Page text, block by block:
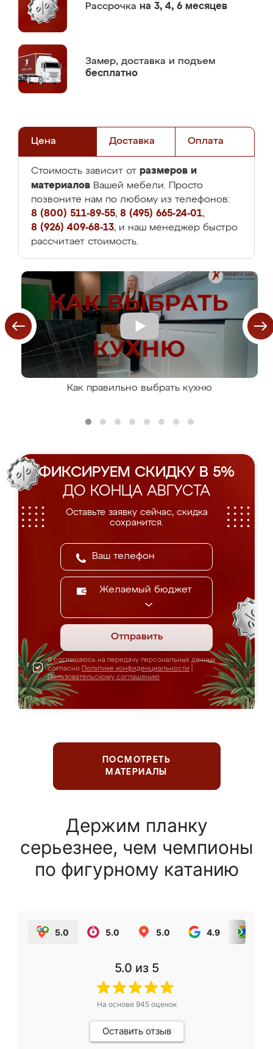
Рассрочка на 3, 4, 6 месяцев
Замер, доставка и подъем
бесплатно
Цена Доставка Оплата
Стоимость зависит от размеров и
материалов Вашей мебели. Просто
позвоните нам по любому из телефонов:
8 (800) 511-89-55, 8 (495) 665-24-01,
8 (926) 409-68-13, и наш менеджер быстро
рассчитает стоимость.
Как правильно выбрать кухню
ФИКСИРУЕМ СКИДКУ В 5%
ДО КОНЦА АВГУСТА
Оставьте заявку сейчас, скидка
сохранится.
Желаемый бюджет
Отправить
Я соглашаюсь на передачу персональных данных
согласно Политике конфиденциальности
Пользовательскому соглашению
ПОСМОТРЕТЬ
МАТЕРИАЛЫ
Держим планку
серьезнее, чем чемпионы
по фигурному катанию
5.0 5.0 5.0 4.9
5.0 из 5
На основе 945оценок
Оставить отзыв